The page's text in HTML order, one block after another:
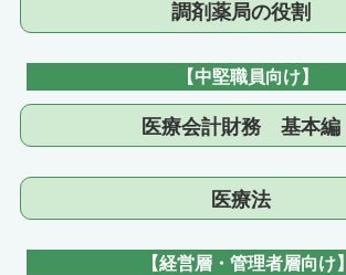
調剤薬局の役割
【中堅職員向け】
医療会計財務 基本編
医療法
【経営層・管理者層向け】